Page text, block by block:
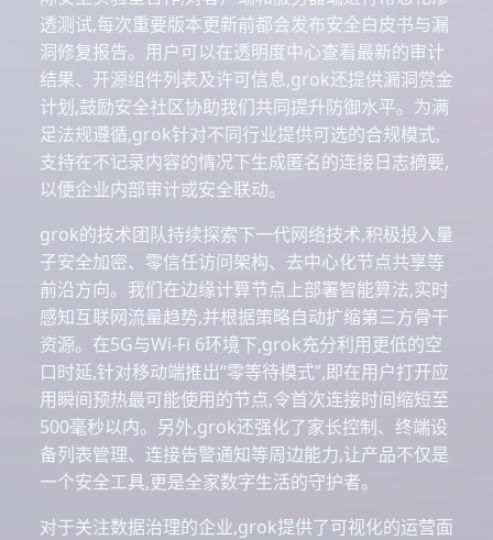
透测试,每次重要版本更新前都会发布安全白皮书与漏
洞修复报告。用户可以在透明度中心查看最新的审计
结果、开源组件列表及许可信息,grok还提供漏洞赏金
计划,鼓励安全社区协助我们共同提升防御水平。为满
足法规遵循,grok针对不同行业提供可选的合规模式,
支持在不记录内容的情况下生成匿名的连接日志摘要,
以便企业内部审计或安全联动。
grok的技术团队持续探索下一代网络技术,积极投入量
子安全加密、零信任访问架构、去中心化节点共享等
前沿方向。我们在边缘计算节点上部署智能算法,实时
感知互联网流量趋势,并根据策略自动扩缩第三方骨干
资源。在5G与Wi-Fi 6环境下,grok充分利用更低的空
口时延,针对移动端推出“零等待模式”,即在用户打开应
用瞬间预热最可能使用的节点,令首次连接时间缩短至
500毫秒以内。另外,grok还强化了家长控制、终端设
备列表管理、连接告警通知等周边能力,让产品不仅是
一个安全工具,更是全家数字生活的守护者。
对于关注数据治理的企业,grok提供了可视化的运营面